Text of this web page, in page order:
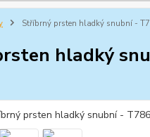
Stříbrný prsten hladký snubní -
hladký